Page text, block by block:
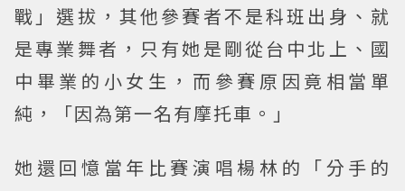
戰」選拔，其他參賽者不是科班出身、就
是專業舞者，只有她是剛從台中北上、國
中畢業的小女生，而參賽原因竟相當單
純，「因為第一名有摩托車。」
她還回憶當年比賽演唱楊林的「分手的